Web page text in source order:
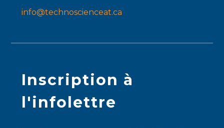
info@technoscienceat.ca
Inscription à
l'infolettre